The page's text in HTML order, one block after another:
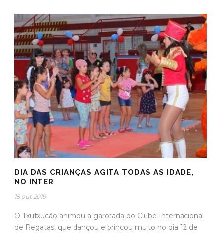
DIA DAS CRIANÇAS AGITA TODAS AS IDADE,
NO INTER
15 out 2019
O Txutxucão animou a garotada do Clube Internacional
de Regatas, que dançou e brincou muito no dia 12 de